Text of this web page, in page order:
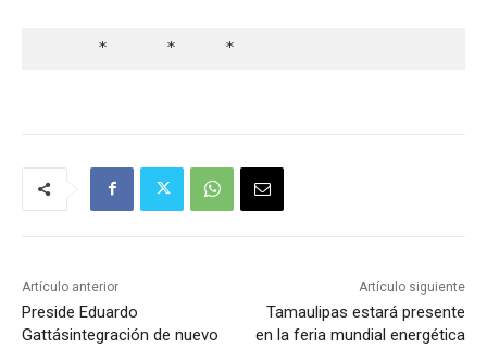
      *      *     *
Artículo anterior
Preside Eduardo
Gattásintegración de nuevo
Artículo siguiente
Tamaulipas estará presente
en la feria mundial energética